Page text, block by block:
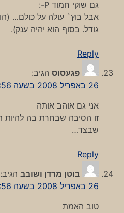
גם שוקי חמוד P-:
אבל בוץ` עולה על כולם…
גודל. בסוף הוא יהיה ענק).
Reply
פגעסוס הגיב:
26 באפריל 2008 בשעה 9:56
אני גם אוהב אותה
זו הסיבה שבחרת בה להיות
שבצד…
Reply
בוטן מרדן ושובב הגיב:
26 באפריל 2008 בשעה 9:56
טוב האמת